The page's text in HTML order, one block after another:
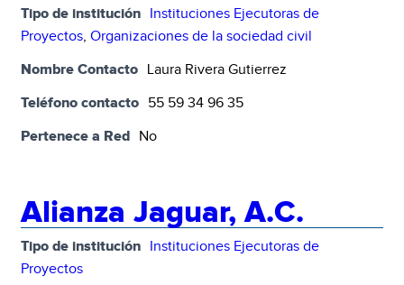
Tipo de institución Instituciones Ejecutoras de
Proyectos,Organizaciones de la sociedad civil
Nombre Contacto Laura Rivera Gutierrez
Teléfono contacto 55 59 34 96 35
Pertenece a Red No
Alianza Jaguar, A.C.
Tipo de institución Instituciones Ejecutoras de
Proyectos